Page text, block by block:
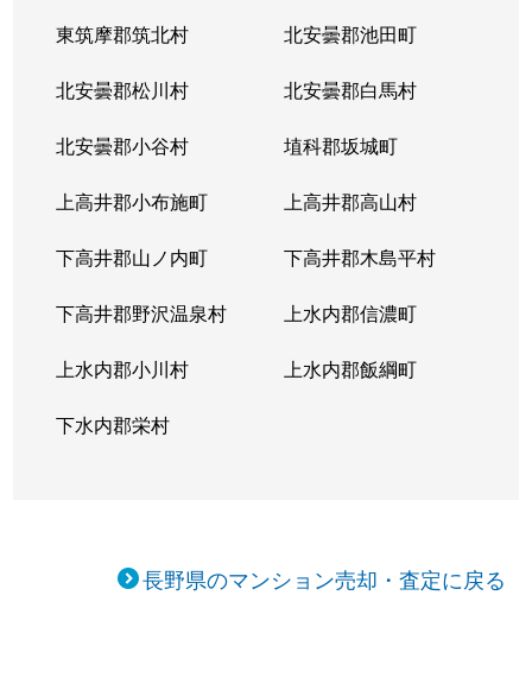
東筑摩郡筑北村 北安曇郡池田町
北安曇郡松川村 北安曇郡白馬村
北安曇郡小谷村 埴科郡坂城町
上高井郡小布施町 上高井郡高山村
下高井郡山ノ内町 下高井郡木島平村
下高井郡野沢温泉村 上水内郡信濃町
上水内郡小川村 上水内郡飯綱町
下水内郡栄村
長野県のマンション売却・査定に戻る